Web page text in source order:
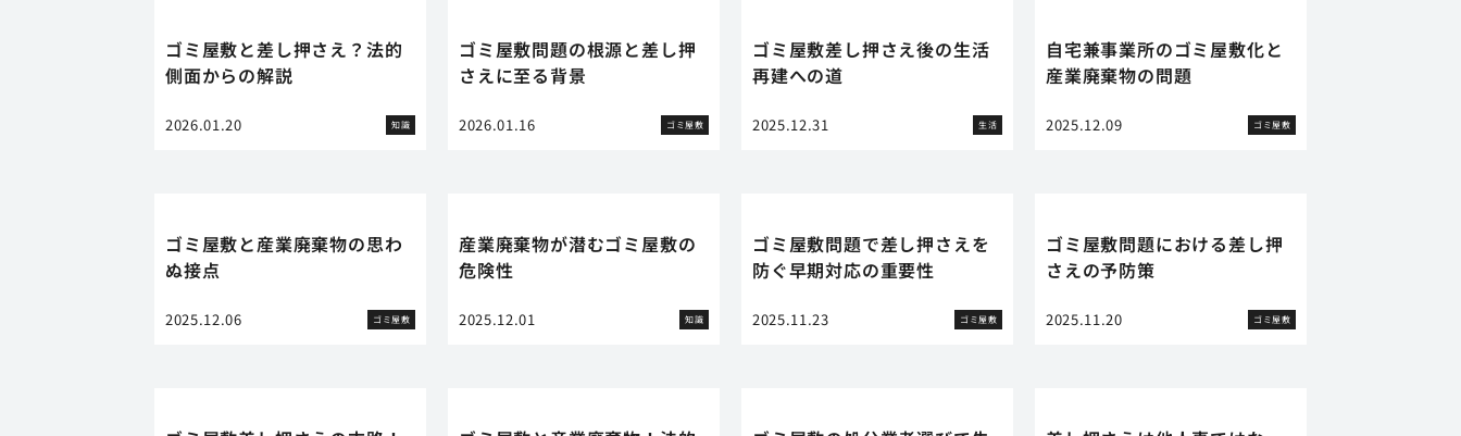
ゴミ屋敷と差し押さえ？法的
側面からの解説
2026.01.20 知識
ゴミ屋敷問題の根源と差し押
さえに至る背景
2026.01.16 ゴミ屋敷
ゴミ屋敷差し押さえ後の生活
再建への道
2025.12.31 生活
自宅兼事業所のゴミ屋敷化と
産業廃棄物の問題
2025.12.09 ゴミ屋敷
ゴミ屋敷と産業廃棄物の思わ
ぬ接点
2025.12.06 ゴミ屋敷
産業廃棄物が潜むゴミ屋敷の
危険性
2025.12.01 知識
ゴミ屋敷問題で差し押さえを
防ぐ早期対応の重要性
2025.11.23 ゴミ屋敷
ゴミ屋敷問題における差し押
さえの予防策
2025.11.20 ゴミ屋敷